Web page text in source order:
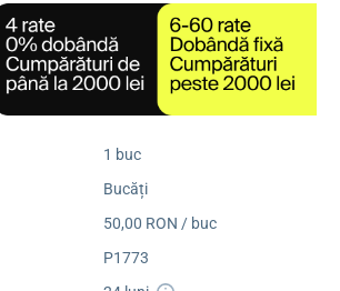
1 buc
Bucăți
50,00 RON / buc
P1773